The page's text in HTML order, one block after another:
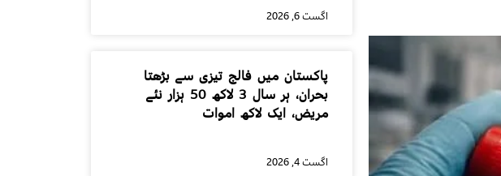
اگست 6, 2026
پاکستان میں فالج تیزی سے بڑھتا
بحران، ہر سال 3 لاکھ 50 ہزار نئے
مریض، ایک لاکھ اموات
اگست 4, 2026